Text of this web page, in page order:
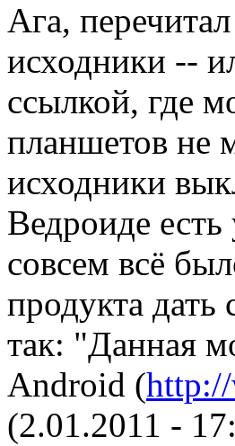
Ага,
исходники --
ссылкой, где
планшетов не
исходники
Ведроиде
совсем всё
продукта
так: "Данная
Android (
(2.01.2011 -